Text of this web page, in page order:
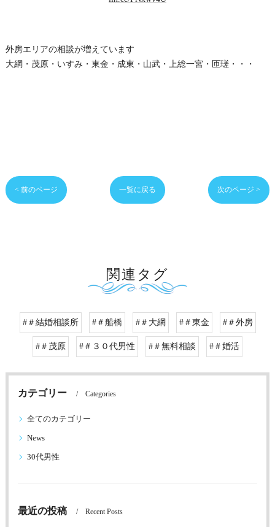
外房エリアの相談が増えています
大網・茂原・いすみ・東金・成東・山武・上総一宮・匝瑳・・・
< 前のページ 一覧に戻る 次のページ >
関連タグ
#＃結婚相談所 #＃船橋 #＃大網 #＃東金 #＃外房
#＃茂原 #＃３０代男性 #＃無料相談 #＃婚活
カテゴリー Categories
全てのカテゴリー
News
30代男性
最近の投稿 Recent Posts